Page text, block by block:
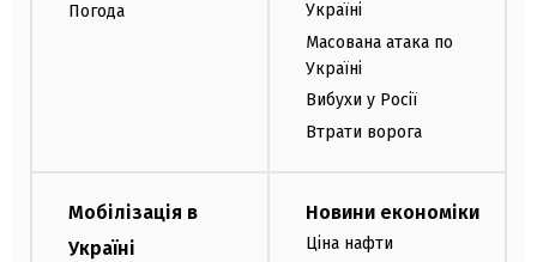
Погода
Україні
Масована атака по
Україні
Вибухи у Росії
Втрати ворога
Мобілізація в
Україні
Новини економіки
Ціна нафти